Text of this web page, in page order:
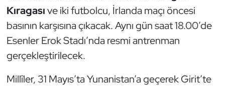
Kıragasıve iki futbolcu, İrlanda maçı öncesi
basının karşısına çıkacak. Aynı gün saat 18.00’de
Esenler Erok Stadı’nda resmi antrenman
gerçekleştirilecek.
Millîler, 31 Mayıs’ta Yunanistan’a geçerek Girit’te
Oryantiring
Özel Sporcular